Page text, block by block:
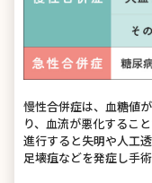
慢性合併症は、血糖値
り、血流が悪化するこ
進行すると失明や人工
足壊疽などを発症し手